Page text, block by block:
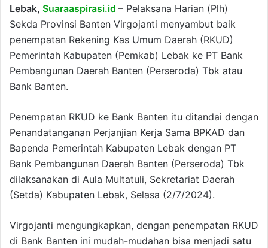
Lebak, Suaraaspirasi.id – Pelaksana Harian (Plh)
Sekda Provinsi Banten Virgojanti menyambut baik
penempatan Rekening Kas Umum Daerah (RKUD)
Pemerintah Kabupaten (Pemkab) Lebak ke PT Bank
Pembangunan Daerah Banten (Perseroda) Tbk atau
Bank Banten.
Penempatan RKUD ke Bank Banten itu ditandai dengan
Penandatanganan Perjanjian Kerja Sama BPKAD dan
Bapenda Pemerintah Kabupaten Lebak dengan PT
Bank Pembangunan Daerah Banten (Perseroda) Tbk
dilaksanakan di Aula Multatuli, Sekretariat Daerah
(Setda) Kabupaten Lebak, Selasa (2/7/2024).
Virgojanti mengungkapkan, dengan penempatan RKUD
di Bank Banten ini mudah-mudahan bisa menjadi satu